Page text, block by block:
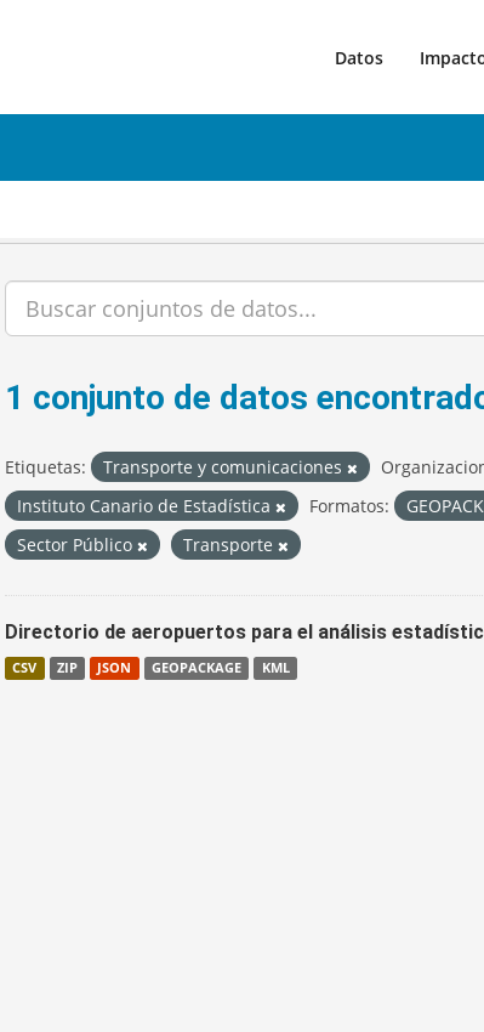
Datos
1 conjunto de datos
Etiquetas: Transporte y comunicaciones
Instituto Canario de Estadística
Formatos:
Sector Público
Transporte
Directorio de aeropuertos para el análisis
CSV ZIP JSON GEOPACKAGE KML